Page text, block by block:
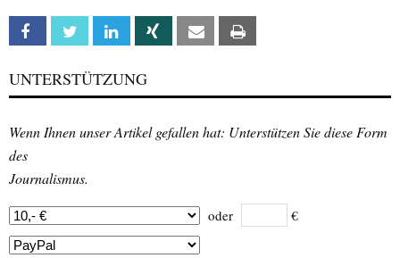
Facebook Twitter Linkedin Xing Email
UNTERSTÜTZUNG
Wenn Ihnen unser Artikel gefallen hat: Unterstützen Sie diese Form
des
Journalismus.
oder €